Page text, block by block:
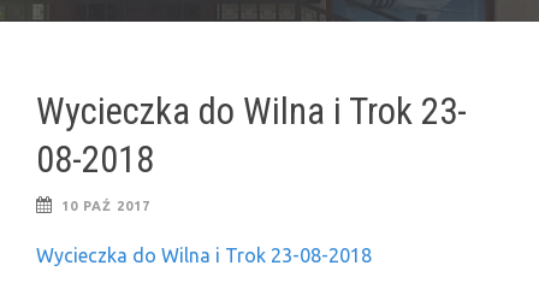
Wycieczka do Wilna i Trok 23-
08-2018
10 PAŹ 2017
Wycieczka do Wilna i Trok 23-08-2018